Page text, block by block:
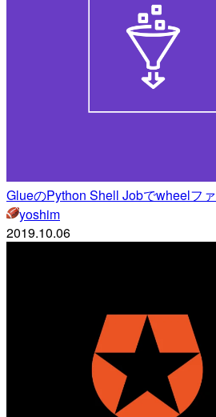
GlueのPython Shell Jobでwheelフ
yoshim
2019.10.06